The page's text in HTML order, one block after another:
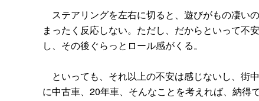
ステアリングを左右に切ると、遊びがもの凄い
まったく反応しない。ただし、だからといって不
し、その後ぐらっとロール感がくる。
といっても、それ以上の不安は感じないし、街
に中古車、20年車、そんなことを考えれば、納得